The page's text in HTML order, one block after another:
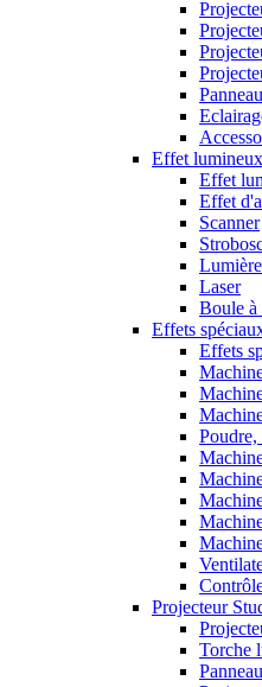
Effet
Effet
Effet
Scanner
Laser
Boule à
Effets
Effets
Poudre,
Projecteur
Torche